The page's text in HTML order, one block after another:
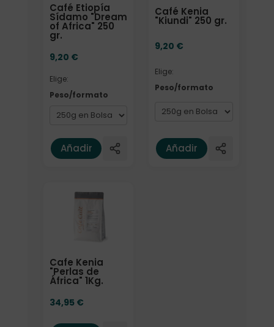
Café Etiopía
Sídamo "Dream
of Africa" 250
gr.
9,20 €
Elige:
Peso/formato
Añadir
Café Kenia
"Kiundi" 250 gr.
9,20 €
Elige:
Peso/formato
Añadir
Cafe Kenia
"Perlas de
África" 1Kg.
34,95 €